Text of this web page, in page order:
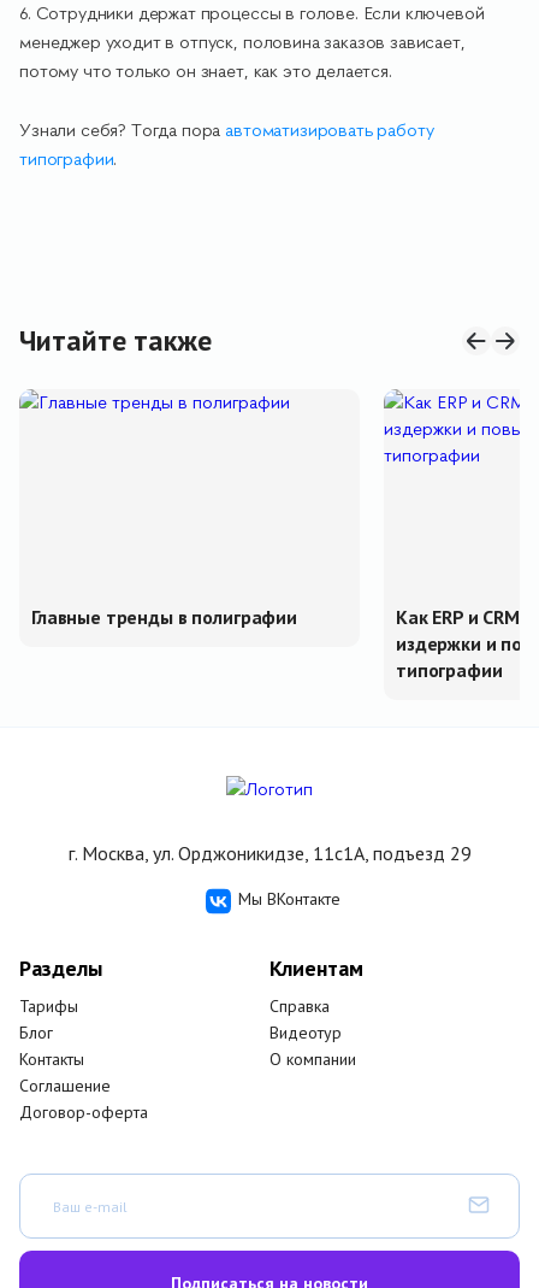
6. Сотрудники держат процессы в голове. Если ключевой
менеджер уходит в отпуск, половина заказов зависает,
потому что только он знает, как это делается.
Узнали себя? Тогда пора автоматизировать работу
типографии.
Читайте также
Главные тренды в полиграфии
Как ERP и CRM
издержки и
типографии
г. Москва, ул. Орджоникидзе, 11с1А, подъезд 29
Мы ВКонтакте
Разделы
Тарифы
Блог
Контакты
Соглашение
Договор-оферта
Клиентам
Справка
Видеотур
О компании